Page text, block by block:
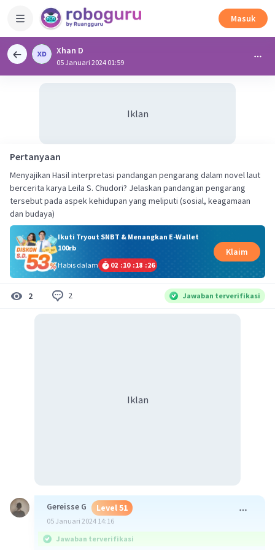
Masuk
Xhan D
05 Januari 2024 01:59
Iklan
Pertanyaan
Menyajikan Hasil interpretasi pandangan pengarang dalam novel laut
bercerita karya Leila S. Chudori? Jelaskan pandangan pengarang
tersebut pada aspek kehidupan yang meliputi (sosial, keagamaan
dan budaya)
Ikuti Tryout SNBT & Menangkan E-Wallet
100rb
Habis dalam
02 :10 :18 :26
Klaim
2 2 Jawaban terverifikasi
Iklan
Gereisse G Level 51
05 Januari 2024 14:16
Jawaban terverifikasi